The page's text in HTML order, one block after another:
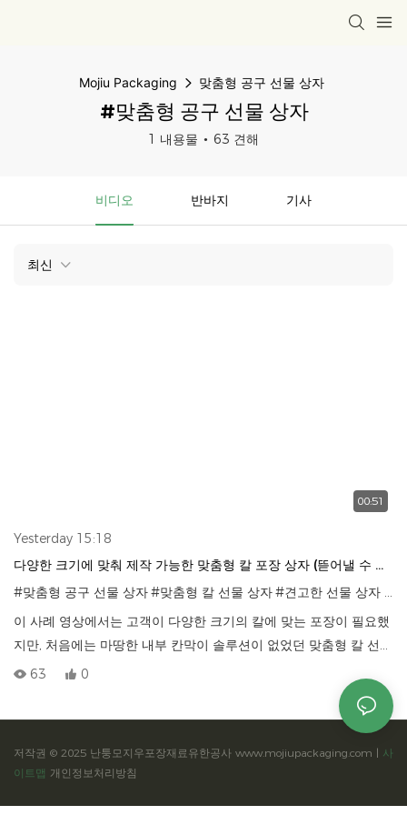
Mojiu Packaging 맞춤형 공구 선물 상자
#맞춤형 공구 선물 상자
1 내용물 63 견해
비디오 반바지 기사
최신
00:51
Yesterday 15:18
다양한 크기에 맞춰 제작 가능한 맞춤형 칼 포장 상자 (뜯어낼 수 있
는 폼 인서트 포함)
#맞춤형 공구 선물 상자#맞춤형 칼 선물 상자#견고한 선물 상자 제조업체
이 사례 영상에서는 고객이 다양한 크기의 칼에 맞는 포장이 필요했
지만, 처음에는 마땅한 내부 칸막이 솔루션이 없었던 맞춤형 칼 선물
상자 제작 프로젝트를 소개합니다.
저희 팀은 제품 크기에 따라 조절 가능한 손으로 뜯을 수 있는 폼 인
서트를 설계했습니다. 이 인서트는 각 칼을 제자리에 안전하게 고정
상태로 유지해 줍니다.
63 0
저작권 © 2025 난퉁모지우포장재료유한공사 www.mojiupackaging.com | 사
이트맵 개인정보처리방침